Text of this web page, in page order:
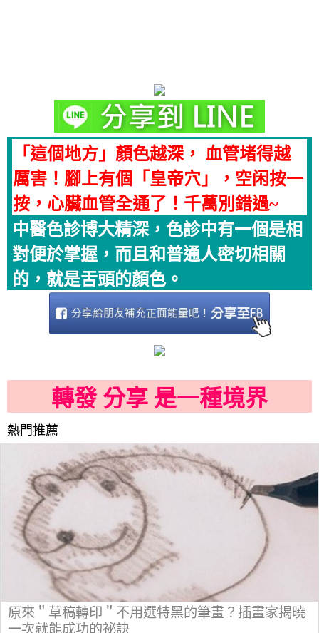
「這個地方」顏色越深， 血管堵得越
厲害！腳上有個「皇帝穴」，空闲按一
按，心臟血管全通了！千萬別錯過~
中醫色診博大精深，色診中有一個是相
對便於掌握，而且和普通人密切相關
的，就是舌頭的顏色。
轉發 分享 是一種境界
熱門推薦
原來＂草稿轉印＂不用選特黑的筆畫？插畫家揭曉
一次就能成功的祕訣